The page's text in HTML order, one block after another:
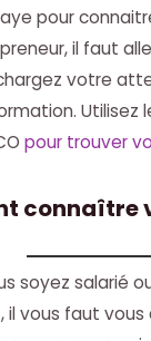
pour
il faut
votre
Utilisez
pour trouver
connaître
soyez salarié
il vous faut vous